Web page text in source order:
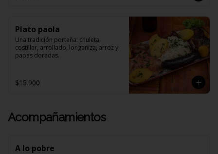
Plato paola
Una tradición porteña: chuleta,
costillar, arrollado, longaniza, arroz y
papas doradas.
$15.900
Acompañamientos
A lo pobre